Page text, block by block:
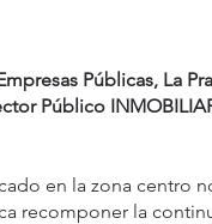
Públicas, La
Público
en la zona centro
recomponer la